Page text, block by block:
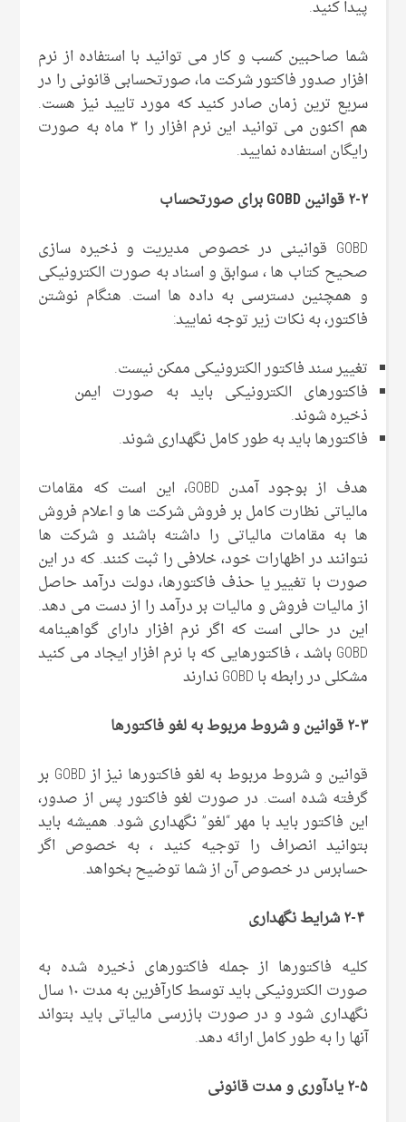
پیدا کنید.
شما صاحبین کسب و کار می توانید با استفاده از نرم
افزار صدور فاکتور شرکت ما، صورتحسابی قانونی را در
سریع ترین زمان صادر کنید که مورد تایید نیز هست.
هم اکنون می توانید این نرم افزار را ۳ ماه به صورت
رایگان استفاده نمایید.
۲-۲ قوانین
GOBDبرای صورتحساب
GOBD قوانینی در خصوص مدیریت و ذخیره سازی
صحیح کتاب ها ، سوابق و اسناد به صورت الکترونیکی
و همچنین دسترسی به داده ها است. هنگام نوشتن
فاکتور، به نکات زیر توجه نمایید:
تغییر سند فاکتور الکترونیکی ممکن نیست.
فاکتورهای الکترونیکی باید به صورت ایمن
ذخیره شوند.
فاکتورها باید به طور کامل نگهداری شوند.
هدف از بوجود آمدن GOBD، این است که مقامات
مالیاتی نظارت کامل بر فروش شرکت ها و اعلام فروش
ها به مقامات مالیاتی را داشته باشند و شرکت ها
نتوانند در اظهارات خود، خلافی را ثبت کنند. که در این
صورت با تغییر یا حذف فاکتورها، دولت درآمد حاصل
از مالیات فروش و مالیات بر درآمد را از دست می دهد.
این در حالی است که اگر نرم افزار دارای گواهینامه
GOBD باشد ، فاکتورهایی که با نرم افزار ایجاد می کنید
مشکلی در رابطه با GOBD ندارند
۲-۳قوانین و شروط مربوط به لغو فاکتورها
قوانین و شروط مربوط به لغو فاکتورها نیز از GOBD بر
گرفته شده است. در صورت لغو فاکتور پس از صدور،
این فاکتور باید با مهر “لغو” نگهداری شود. همیشه باید
بتوانید انصراف را توجیه کنید ، به خصوص اگر
حسابرس در خصوص آن از شما توضیح بخواهد.
۲-۴ شرایط نگهداری
کلیه فاکتورها از جمله فاکتورهای ذخیره شده به
صورت الکترونیکی باید توسط کارآفرین به مدت ۱۰ سال
نگهداری شود و در صورت بازرسی مالیاتی باید بتواند
آنها را به طور کامل ارائه دهد.
۲-۵ یادآوری و مدت قانونی